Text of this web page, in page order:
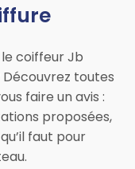
coiffeur Jb
toutes
faire un avis :
proposées,
faut pour